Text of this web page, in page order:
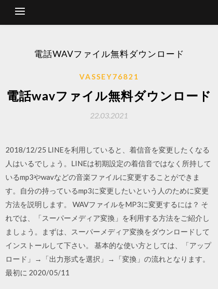
電話WAVファイル無料ダウンロード
VASSEY76821
電話wavファイル無料ダウンロード
22.03.2021
2018/12/25 LINEを利用していると、着信音を変更したくなる
人はいるでしょう。LINEは初期設定の着信音ではなく所持して
いるmp3やwavなどの音楽ファイルに変更することができま
す。自分の持っているmp3に変更したいという人のために変更
方法を説明します。 WAVファイルをMP3に変更するには？ そ
れでは、「スーパーメディア変換」を利用する方法をご紹介し
ましょう。まずは、スーパーメディア変換をダウンロードして
インストールして下さい。 基本的な使い方としては、「アップ
ロード」→「出力形式を選択」→「変換」の流れとなります。
最初に 2020/05/11